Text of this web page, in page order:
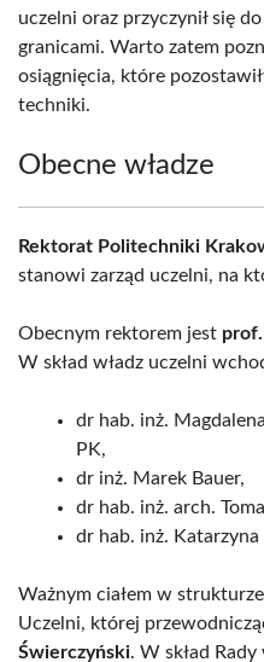
uczelni oraz przyczynił się
granicami. Warto zatem
osiągnięcia, które
techniki.
Obecne władze
Rektorat Politechniki
stanowi zarząd uczelni, na
Obecnym rektorem jest
W skład władz uczelni
dr hab. inż.
PK,
dr inż. Marek Bauer,
dr hab. inż. arch.
dr hab. inż.
Ważnym ciałem w
Uczelni, której
Świerczyński. W skład